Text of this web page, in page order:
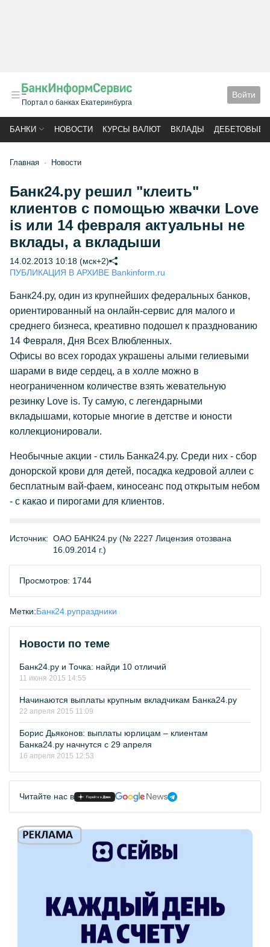
Портал о банках Екатеринбурга
Войти
БАНКИ НОВОСТИ КУРСЫ ВАЛЮТ ВКЛАДЫ ДЕБЕТОВЫЕ
Главная Новости
Банк24.ру решил "клеить"
клиентов с помощью жвачки Love
is или 14 февраля актуальны не
вклады, а вкладыши
14.02.2013 10:18 (мск+2)
ПУБЛИКАЦИЯ В АРХИВЕ Bankinform.ru
Банк24.ру, один из крупнейших федеральных банков,
ориентированный на онлайн-сервис для малого и
среднего бизнеса, креативно подошел к празднованию
14 Февраля, Дня Всех Влюбленных.
Офисы во всех городах украшены алыми гелиевыми
шарами в виде сердец, а в холле можно в
неограниченном количестве взять жевательную
резинку Love is. Ту самую, с легендарными
вкладышами, которые многие в детстве и юности
коллекционировали.
Необычные акции - стиль Банка24.ру. Среди них - сбор
донорской крови для детей, посадка кедровой аллеи с
бесплатным вай-фаем, киносеанс под открытым небом
- с какао и пирогами для клиентов.
Источник: ОАО БАНК24.ру (№ 2227 Лицензия отозвана
16.09.2014 г.)
Просмотров: 1744
Метки:Банк24.рупраздники
Новости по теме
Банк24.ру и Точка: найди 10 отличий
11 июня 2015 14:55
Начинаются выплаты крупным вкладчикам Банка24.ру
22 апреля 2015 11:09
Борис Дьяконов: выплаты юрлицам – клиентам
Банка24.ру начнутся с 29 апреля
16 апреля 2015 12:53
Читайте нас в